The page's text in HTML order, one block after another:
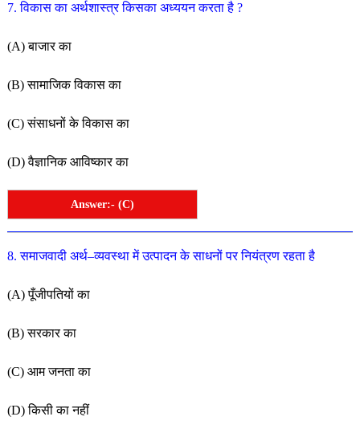
7. विकासका अर्थशास्त्रकिसका अध्ययनकरताहै ?
(A)बाजारका
(B)सामाजिकविकासका
(C)संसाधनोंकेविकासका
(D)वैज्ञानिकआविष्कारका
Answer:- (C)
8. समाजवादी अर्थ–व्यवस्थामेंउत्पादनकेसाधनोंपरनियंत्रणरहता है
(A)पूँजीपतियोंका
(B)सरकारका
(C) आमजनताका
(D)किसीकानहीं